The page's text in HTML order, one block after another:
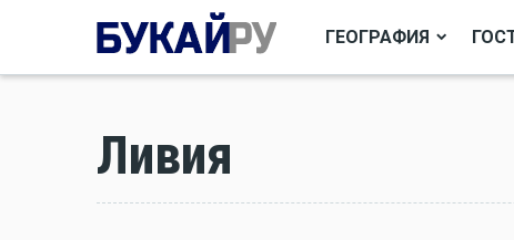
ГЕОГРАФИЯ
Ливия